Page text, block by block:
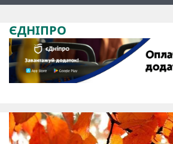
ЄДНІПРО